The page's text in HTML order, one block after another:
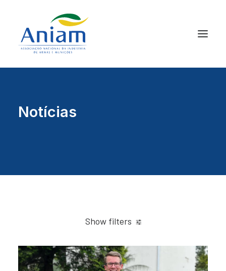
Notícias
Show filters